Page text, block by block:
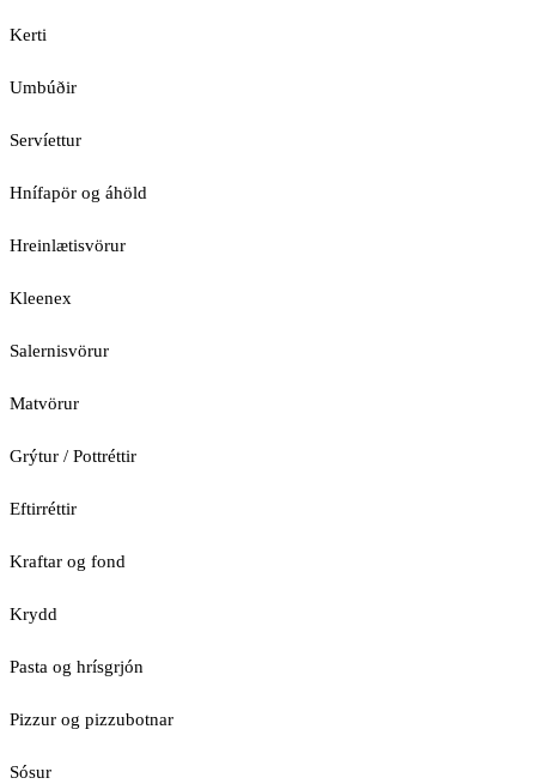
Kerti
Umbúðir
Servíettur
Hnífapör og áhöld
Hreinlætisvörur
Kleenex
Salernisvörur
Matvörur
Grýtur / Pottréttir
Eftirréttir
Kraftar og fond
Krydd
Pasta og hrísgrjón
Pizzur og pizzubotnar
Sósur